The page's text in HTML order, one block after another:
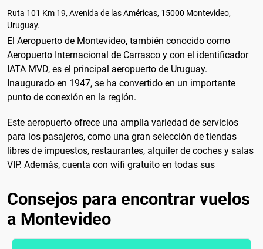
Ruta 101 Km 19, Avenida de las Américas, 15000 Montevideo,
Uruguay.
El Aeropuerto de Montevideo, también conocido como
Aeropuerto Internacional de Carrasco y con el identificador
IATA MVD, es el principal aeropuerto de Uruguay.
Inaugurado en 1947, se ha convertido en un importante
punto de conexión en la región.
Este aeropuerto ofrece una amplia variedad de servicios
para los pasajeros, como una gran selección de tiendas
libres de impuestos, restaurantes, alquiler de coches y salas
VIP. Además, cuenta con wifi gratuito en todas sus
Consejos para encontrar vuelos
a Montevideo